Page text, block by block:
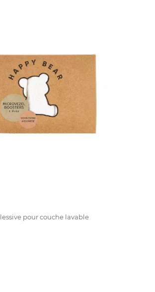
lessive pour couche lavable